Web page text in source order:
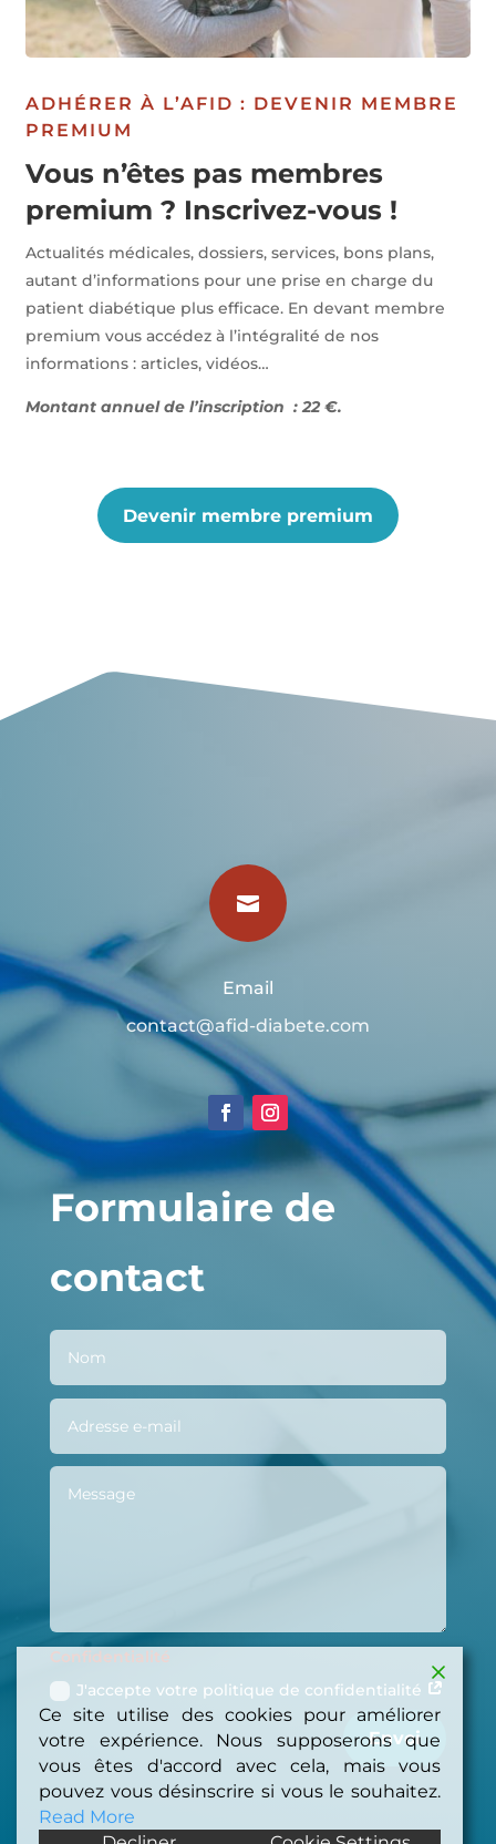
ADHÉRER À L’AFID : DEVENIR MEMBRE
PREMIUM
Vous n’êtes pas membres
premium ? Inscrivez-vous !
Actualités médicales, dossiers, services, bons plans,
autant d’informations pour une prise en charge du
patient diabétique plus efficace. En devant membre
premium vous accédez à l’intégralité de nos
informations : articles, vidéos…
Montant annuel de l’inscription : 22 €.
Devenir membre premium

Email
contact@afid-diabete.com
Formulaire de
contact
Confidentialité
J'accepte votre politique de confidentialité
Envoi
Ce site utilise des cookies pour améliorer
votre expérience. Nous supposerons que
vous êtes d'accord avec cela, mais vous
pouvez vous désinscrire si vous le souhaitez.
Read More